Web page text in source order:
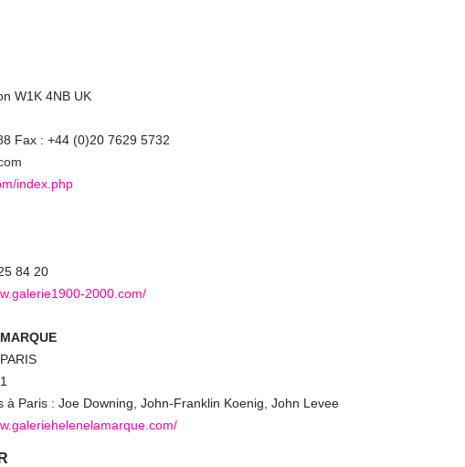
W1K 4NB UK
Fax : +44 (0)20 7629 5732
index.php
84 20
2000.com/
à Paris : Joe Downing, John-Franklin Koenig, John Levee